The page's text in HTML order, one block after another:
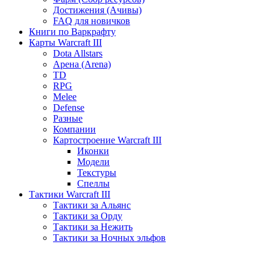
Достижения (Ачивы)
FAQ для новичков
Книги по Варкрафту
Карты Warcraft III
Dota Allstars
Арена (Arena)
TD
RPG
Melee
Defense
Разные
Компании
Картостроение Warcraft III
Иконки
Модели
Текстуры
Спеллы
Тактики Warcraft III
Тактики за Альянс
Тактики за Орду
Тактики за Нежить
Тактики за Ночных эльфов